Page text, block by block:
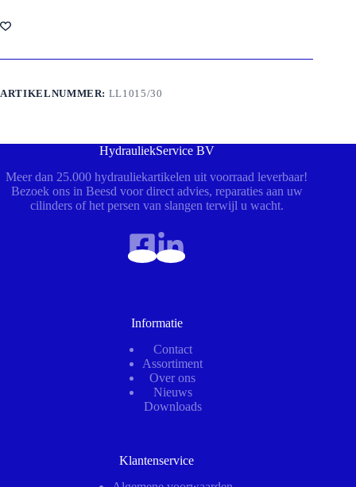
ARTIKELNUMMER: LL1015/30
HydrauliekService BV
Meer dan 25.000 hydrauliekartikelen uit voorraad leverbaar!
Bezoek ons in Beesd voor direct advies, reparaties aan uw
cilinders of het persen van slangen terwijl u wacht.
Informatie
Contact
Assortiment
Over ons
Nieuws
Downloads
Klantenservice